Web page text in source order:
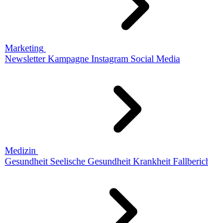
Marketing
Newsletter Kampagne Instagram Social Media
Medizin
Gesundheit Seelische Gesundheit Krankheit